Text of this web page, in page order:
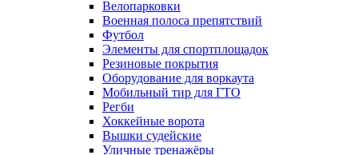
Велопарковки
Военная полоса препятствий
Футбол
Элементы для спортплощадок
Резиновые покрытия
Оборудование для воркаута
Мобильный тир для ГТО
Регби
Хоккейные ворота
Вышки судейские
Уличные тренажёры